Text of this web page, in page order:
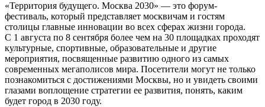
«Территория будущего. Москва 2030» — это форум-
фестиваль, который представляет москвичам и гостям
столицы главные инновации во всех сферах жизни города.
С 1 августа по 8 сентября более чем на 30 площадках проходят
культурные, спортивные, образовательные и другие
мероприятия, посвященные развитию одного из самых
современных мегаполисов мира. Посетители могут не только
познакомиться с достижениями Москвы, но и увидеть своими
глазами воплощение стратегии ее развития, понять, каким
будет город в 2030 году.